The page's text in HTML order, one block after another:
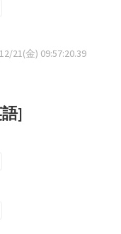
21(金) 09:57:20.39
]